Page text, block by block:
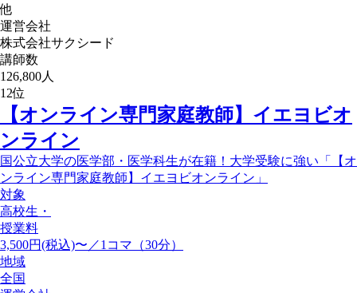
他
運営会社
株式会社サクシード
講師数
126,800人
12位
【オンライン専門家庭教師】イエヨビオ
ンライン
国公立大学の医学部・医学科生が在籍！大学受験に強い「【オ
ンライン専門家庭教師】イエヨビオンライン」
対象
高校生 ・
授業料
3,500円(税込)〜／1コマ（30分）
地域
全国